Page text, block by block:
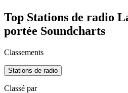
Top Stations de radio
portée Soundcharts
Classements
Stations de radio
Classé par